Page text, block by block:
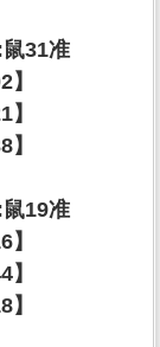
31准
19准
】